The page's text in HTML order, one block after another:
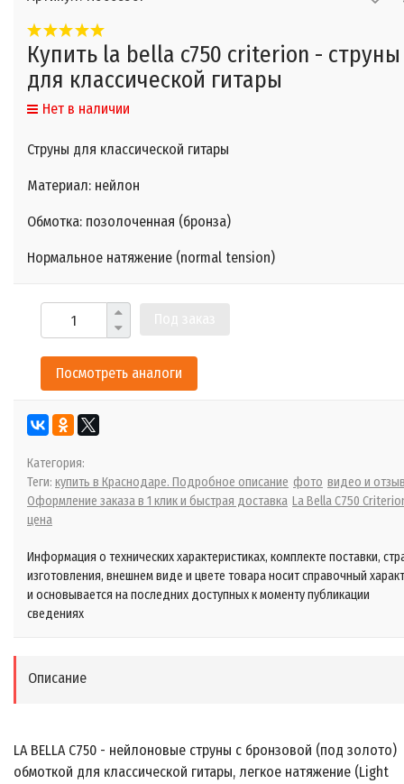
Купить la bella c750 criterion - струны
для классической гитары
Нет в наличии
Струны для классической гитары
Материал: нейлон
Обмотка: позолоченная (бронза)
Нормальное натяжение (normal tension)
Посмотреть аналоги
Категория:
Теги: купить в Краснодаре. Подробное описание фото видео и
Оформление заказа в 1 клик и быстрая доставка La Bella C750
цена
Информация о технических характеристиках, комплекте поставки,
изготовления, внешнем виде и цвете товара носит справочный
и основывается на последних доступных к моменту публикации
сведениях
Описание
LA BELLA C750 - нейлоновые струны с бронзовой (под золото)
обмоткой для классической гитары, легкое натяжение (Light